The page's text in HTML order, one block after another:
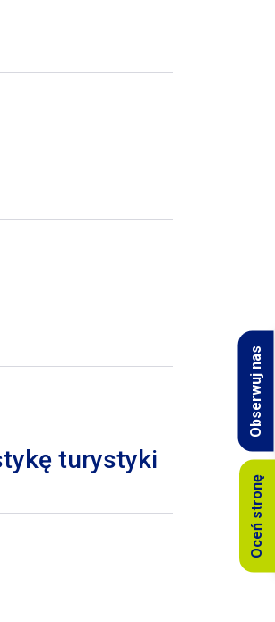
Oceń stronę
Obserwuj nas
turystyki